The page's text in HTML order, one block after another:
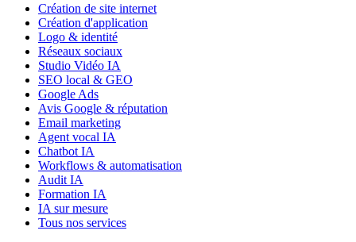
Création de site internet
Création d'application
Logo & identité
Réseaux sociaux
Studio Vidéo IA
SEO local & GEO
Google Ads
Avis Google & réputation
Email marketing
Agent vocal IA
Chatbot IA
Workflows & automatisation
Audit IA
Formation IA
IA sur mesure
Tous nos services